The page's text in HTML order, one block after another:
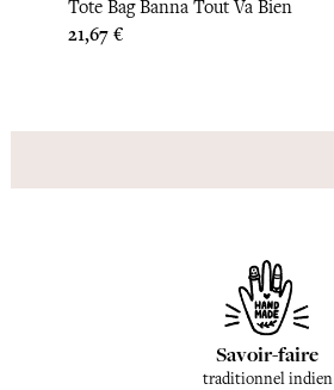
Tote Bag Banna Tout Va Bien
Prix
21,67 €
Savoir-faire
traditionnel indien